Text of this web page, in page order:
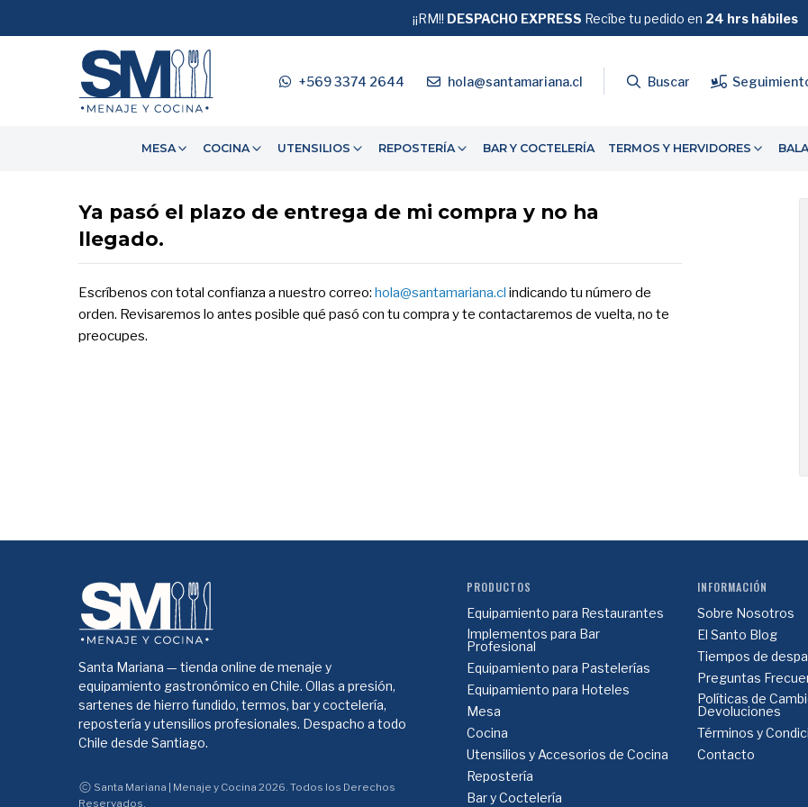
+569 3374 2644 hola@santamariana.cl Buscar
MESA COCINA UTENSILIOS REPOSTERÍA BAR Y COCTELERÍA TERMOS Y HERVIDORES
GRATIS SOBRE $39.990
¡¡RM!! DESPACHO EXPRESS Recíbe tu pedido en 24 hrs hábiles
Ya pasó el plazo de entrega de mi compra y no ha
llegado.
Escríbenos con total confianza a nuestro correo: hola@santamariana.cl indicando tu número de
orden. Revisaremos lo antes posible qué pasó con tu compra y te contactaremos de vuelta, no te
preocupes.
Santa Mariana — tienda online de menaje y
equipamiento gastronómico en Chile. Ollas a presión,
sartenes de hierro fundido, termos, bar y coctelería,
repostería y utensilios profesionales. Despacho a todo
Chile desde Santiago.
Santa Mariana | Menaje y Cocina 2026. Todos los Derechos
Reservados.
PRODUCTOS
Equipamiento para Restaurantes
Implementos para Bar
Profesional
Equipamiento para Pastelerías
Equipamiento para Hoteles
Mesa
Cocina
Utensilios y Accesorios de Cocina
Repostería
Bar y Coctelería
INFORMACIÓN
Sobre Nosotros
El Santo Blog
Tiempos de
Preguntas
Políticas de
Devoluciones
Términos y
Contacto